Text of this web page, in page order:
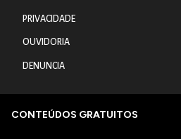
PRIVACIDADE
OUVIDORIA
DENUNCIA
CONTEÚDOS GRATUITOS